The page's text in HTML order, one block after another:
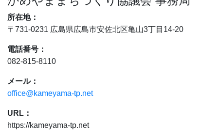
所在地：
〒731-0231 広島県広島市安佐北区亀山3丁目14-20
電話番号：
082-815-8110
メール：
office@kameyama-tp.net
URL：
https://kameyama-tp.net